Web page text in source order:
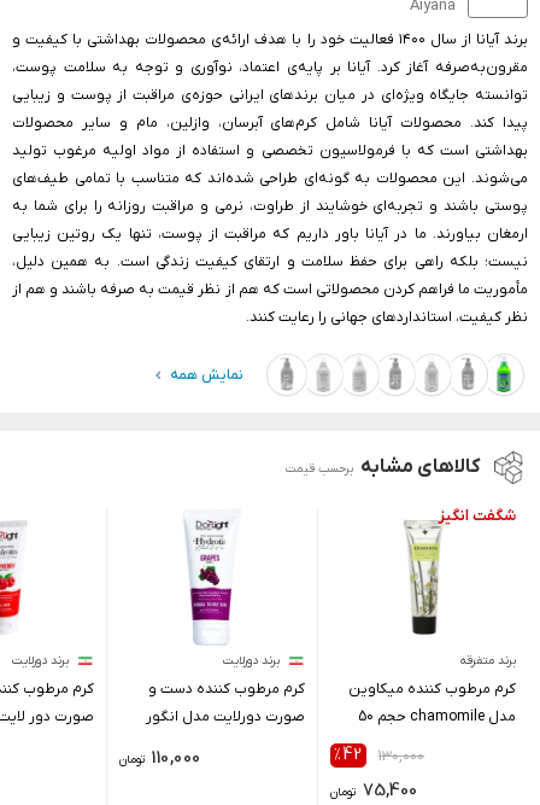
Aiyana
برند آیانا از سال ۱۴۰۰ فعالیت خود را با هدف ارائه‌ی محصولات بهداشتی با کیفیت و
مقرون‌به‌صرفه آغاز کرد. آیانا بر پایه‌ی اعتماد، نوآوری و توجه به سلامت پوست،
توانسته جایگاه ویژه‌ای در میان برندهای ایرانی حوزه‌ی مراقبت از پوست و زیبایی
پیدا کند. محصولات آیانا شامل کرم‌های آبرسان، وازلین، مام و سایر محصولات
بهداشتی است که با فرمولاسیون تخصصی و استفاده از مواد اولیه مرغوب تولید
می‌شوند. این محصولات به گونه‌ای طراحی شده‌اند که متناسب با تمامی طیف‌های
پوستی باشند و تجربه‌ای خوشایند از طراوت، نرمی و مراقبت روزانه را برای شما به
ارمغان بیاورند. ما در آیانا باور داریم که مراقبت از پوست، تنها یک روتین زیبایی
نیست؛ بلکه راهی برای حفظ سلامت و ارتقای کیفیت زندگی است. به همین دلیل،
مأموریت ما فراهم کردن محصولاتی است که هم از نظر قیمت به صرفه باشند و هم از
نظر کیفیت، استانداردهای جهانی را رعایت کنند.
نمایش همه
کالاهای مشابه برحسب قیمت
برند متفرقه
کرم مرطوب کننده میکاوین
مدل chamomile حجم 50
٪42 130,000
تومان 75,400
برند دورلایت
کرم مرطوب کننده دست و
صورت دورلایت مدل انگور
تومان 110,000
برند دورلایت
کرم مرطوب
صورت دور